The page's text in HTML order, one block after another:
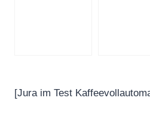
[Jura im Test